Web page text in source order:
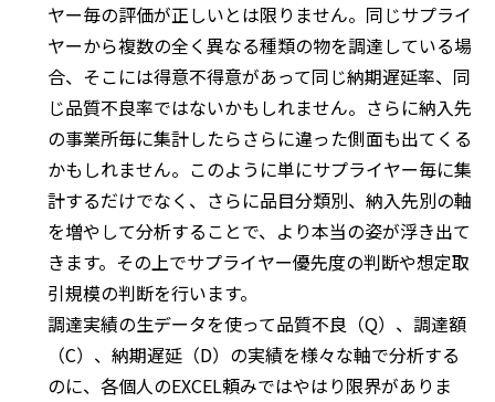
ヤー毎の評価が正しいとは限りません。同じサプライ
ヤーから複数の全く異なる種類の物を調達している場
合、そこには得意不得意があって同じ納期遅延率、同
じ品質不良率ではないかもしれません。さらに納入先
の事業所毎に集計したらさらに違った側面も出てくる
かもしれません。このように単にサプライヤー毎に集
計するだけでなく、さらに品目分類別、納入先別の軸
を増やして分析することで、より本当の姿が浮き出て
きます。その上でサプライヤー優先度の判断や想定取
引規模の判断を行います。
調達実績の生データを使って品質不良（Q）、調達額
（C）、納期遅延（D）の実績を様々な軸で分析する
のに、各個人のEXCEL頼みではやはり限界がありま